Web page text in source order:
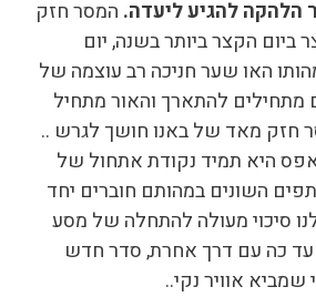
להגיע ליעדה. המסר חזק
ביום הקצר ביותר בשנה, יום
האו שער חניכה רב עוצמה של
מתחילים להתארך והאור מתחיל
חזק מאד של באנו חושך לגרש ..
היא תמיד נקודת אתחול של
השונים במהותם חוברים יחד
סיכוי מעולה להתחלה של מסע
עד כה עם דרך אחרת, סדר חדש
שמביא אוויר נקי..